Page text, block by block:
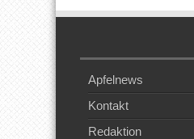
Apfelnews
Kontakt
Redaktion